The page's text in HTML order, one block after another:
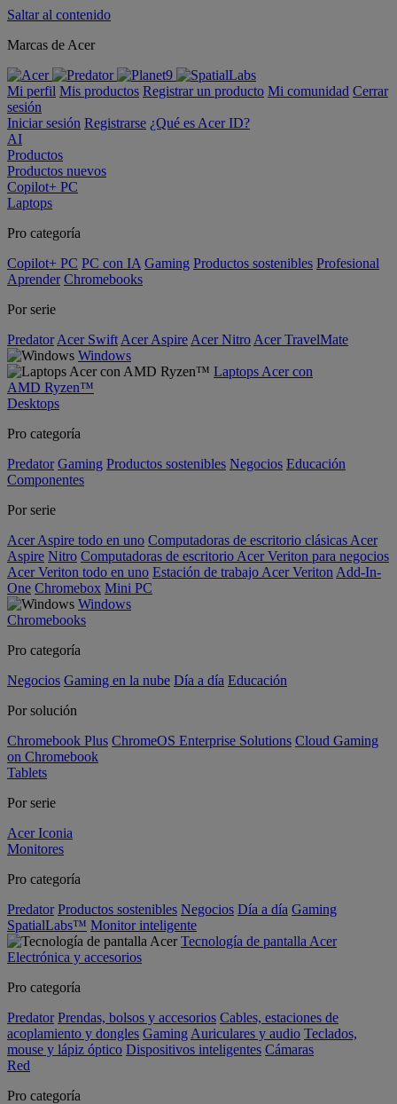
Saltar al contenido
Marcas de Acer
Mi perfil Mis productos Registrar un producto Mi comunidad Cerrar
sesión
Iniciar sesión Registrarse ¿Qué es Acer ID?
AI
Productos
Productos nuevos
Copilot+ PC
Laptops
Pro categoría
Copilot+ PC PC con IA Gaming Productos sostenibles Profesional
Aprender Chromebooks
Por serie
Predator Acer Swift Acer Aspire Acer Nitro Acer TravelMate
Windows
Laptops Acer con
AMD Ryzen™
Desktops
Pro categoría
Predator Gaming Productos sostenibles Negocios Educación
Componentes
Por serie
Acer Aspire todo en uno Computadoras de escritorio clásicas Acer
Aspire Nitro Computadoras de escritorio Acer Veriton para negocios
Acer Veriton todo en uno Estación de trabajo Acer Veriton Add-In-
One Chromebox Mini PC
Windows
Chromebooks
Pro categoría
Negocios Gaming en la nube Día a día Educación
Por solución
Chromebook Plus ChromeOS Enterprise Solutions Cloud Gaming
on Chromebook
Tablets
Por serie
Acer Iconia
Monitores
Pro categoría
Predator Productos sostenibles Negocios Día a día Gaming
SpatialLabs™ Monitor inteligente
Tecnología de pantalla Acer
Electrónica y accesorios
Pro categoría
Predator Prendas, bolsos y accesorios Cables, estaciones de
acoplamiento y dongles Gaming Auriculares y audio Teclados,
mouse y lápiz óptico Dispositivos inteligentes Cámaras
Red
Pro categoría